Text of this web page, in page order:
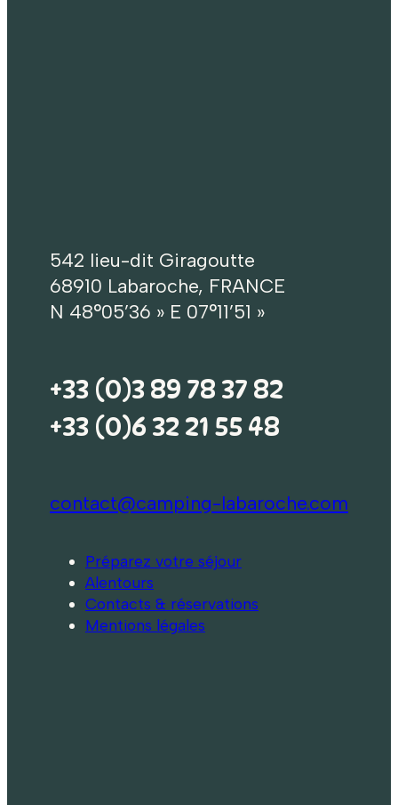
542 lieu-dit Giragoutte
68910 Labaroche, FRANCE
N 48°05’36 » E 07°11’51 »
+33 (0)3 89 78 37 82
+33 (0)6 32 21 55 48
contact@camping-labaroche.com
Préparez votre séjour
Alentours
Contacts & réservations
Mentions légales